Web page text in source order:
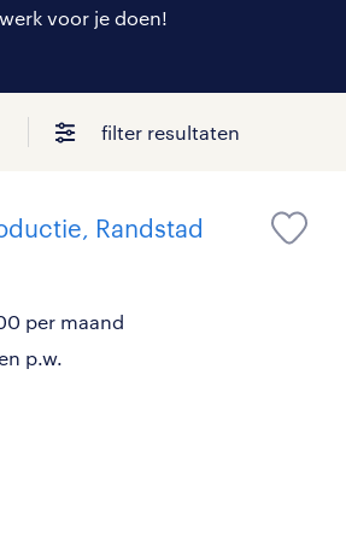
over randstad
voor je doen!
filter resultaten
Randstad
per maand
p.w.